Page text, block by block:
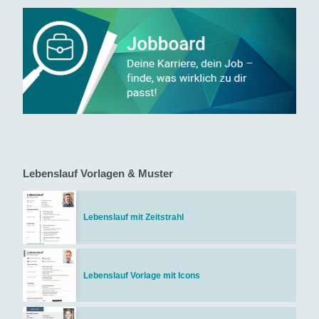
Lebenslauf Vorlagen & Muster
Lebenslauf mit Zeitstrahl
Lebenslauf Vorlage mit Icons